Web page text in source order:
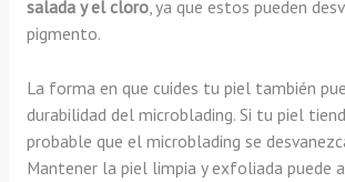
salada y el cloro, ya que estos pueden
pigmento.
La forma en que cuides tu piel también
durabilidad del microblading. Si tu piel
probable que el microblading se
Mantener la piel limpia y exfoliada puede